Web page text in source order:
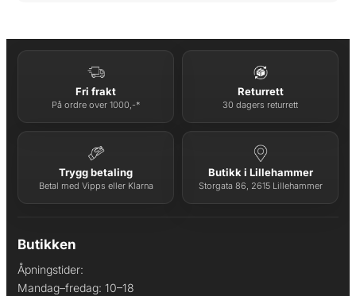
Fri frakt
På ordre over 1000,-*
Returrett
30 dagers returrett
Trygg betaling
Betal med Vipps eller Klarna
Butikk i Lillehammer
Storgata 86, 2615 Lillehammer
Butikken
Åpningstider:
Mandag–fredag: 10–18